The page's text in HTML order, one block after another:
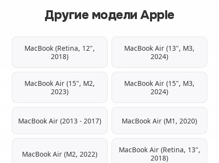
Другие модели Apple
MacBook (Retina, 12",
2018)
MacBook Air (13", M3,
2024)
MacBook Air (15", M2,
2023)
MacBook Air (15", M3,
2024)
MacBook Air (2013 - 2017) MacBook Air (M1, 2020)
MacBook Air (M2, 2022)
MacBook Air (Retina, 13",
2018)